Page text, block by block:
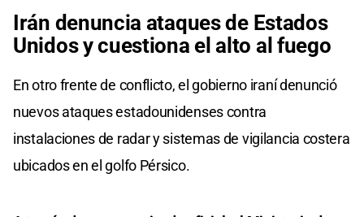
Irán denuncia ataques de Estados
Unidos y cuestiona el alto al fuego
En otro frente de conflicto, el gobierno iraní denunció
nuevos ataques estadounidenses contra
instalaciones de radar y sistemas de vigilancia costera
ubicados en el golfo Pérsico.